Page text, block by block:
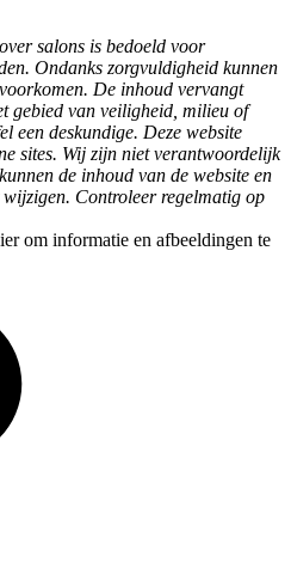
salons is bedoeld voor
Ondanks zorgvuldigheid kunnen
De inhoud vervangt
gebied van veiligheid, milieu of
een deskundige. Deze website
sites. Wij zijn niet verantwoordelijk
de inhoud van de website en
Controleer regelmatig op
om informatie en afbeeldingen te